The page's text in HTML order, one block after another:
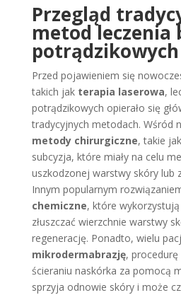
Przegląd
metod leczenia
potrądzikowych
Przed pojawieniem się
takich jak terapia laserowa,
potrądzikowych opierało się
tradycyjnych metodach. Wśród
metody chirurgiczne, takie
subcyzja, które miały na celu
uszkodzonej warstwy skóry lub
Innym popularnym
chemiczne, które
złuszczać wierzchnie warstwy
regenerację. Ponadto, wielu
mikrodermabrazję,
ścieraniu naskórka za pomocą
sprzyja odnowie skóry i może